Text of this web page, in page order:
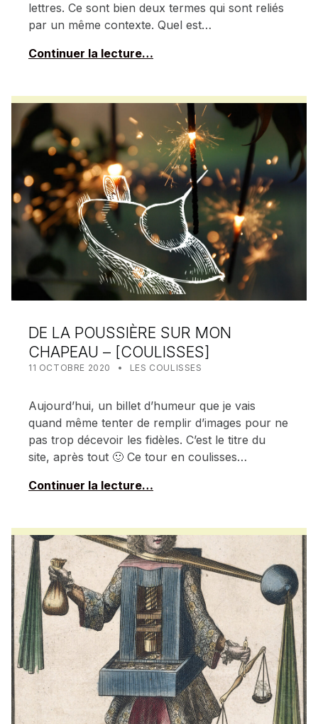
lettres. Ce sont bien deux termes qui sont reliés
par un même contexte. Quel est…
Continuer la lecture…
DE LA POUSSIÈRE SUR MON
CHAPEAU – [COULISSES]
11 OCTOBRE 2020 WRITTEN BY:
MEALIN
CATEGORIZED IN:
LES COULISSES
Aujourd’hui, un billet d’humeur que je vais
quand même tenter de remplir d’images pour ne
pas trop décevoir les fidèles. C’est le titre du
site, après tout 🙂 Ce tour en coulisses…
Continuer la lecture…